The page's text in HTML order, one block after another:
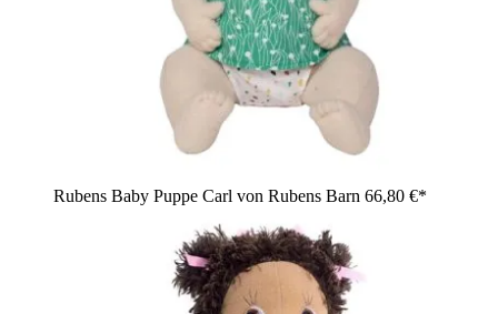
Rubens Baby Puppe Carl von Rubens Barn 66,80 €*